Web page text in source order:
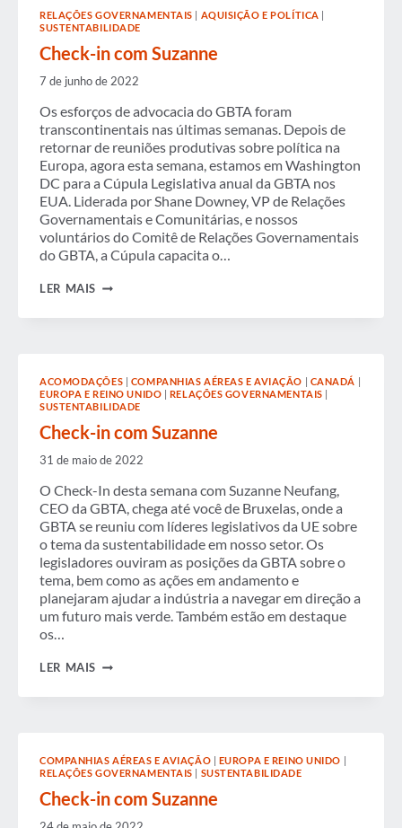
RELAÇÕES GOVERNAMENTAIS | AQUISIÇÃO E POLÍTICA |
SUSTENTABILIDADE
Check-in com Suzanne
7 de junho de 2022
Os esforços de advocacia do GBTA foram
transcontinentais nas últimas semanas. Depois de
retornar de reuniões produtivas sobre política na
Europa, agora esta semana, estamos em Washington
DC para a Cúpula Legislativa anual da GBTA nos
EUA. Liderada por Shane Downey, VP de Relações
Governamentais e Comunitárias, e nossos
voluntários do Comitê de Relações Governamentais
do GBTA, a Cúpula capacita o…
LER MAIS CHECK-
ACOMODAÇÕES | COMPANHIAS AÉREAS E AVIAÇÃO | CANADÁ |
EUROPA E REINO UNIDO | RELAÇÕES GOVERNAMENTAIS |
SUSTENTABILIDADE
Check-in com Suzanne
31 de maio de 2022
O Check-In desta semana com Suzanne Neufang,
CEO da GBTA, chega até você de Bruxelas, onde a
GBTA se reuniu com líderes legislativos da UE sobre
o tema da sustentabilidade em nosso setor. Os
legisladores ouviram as posições da GBTA sobre o
tema, bem como as ações em andamento e
planejaram ajudar a indústria a navegar em direção a
um futuro mais verde. Também estão em destaque
os…
LER MAIS CHECK-
COMPANHIAS AÉREAS E AVIAÇÃO | EUROPA E REINO UNIDO |
RELAÇÕES GOVERNAMENTAIS | SUSTENTABILIDADE
Check-in com Suzanne